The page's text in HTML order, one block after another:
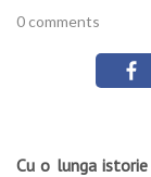
0 comments
Cu o lunga